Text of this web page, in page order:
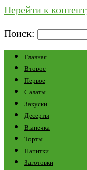
Перейти к
Поиск:
Главная
Второе
Первое
Салаты
Закуски
Десерты
Выпечка
Торты
Напитки
Заготовки